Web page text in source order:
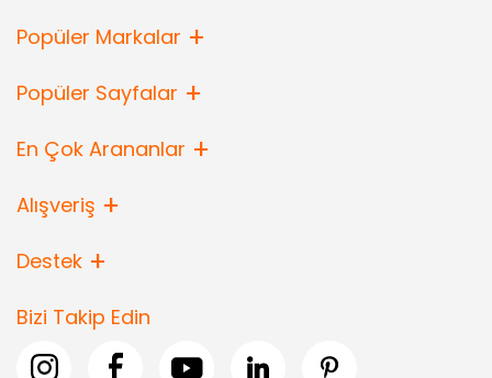
Popüler Markalar
Popüler Sayfalar
En Çok Arananlar
Alışveriş
Destek
Bizi Takip Edin